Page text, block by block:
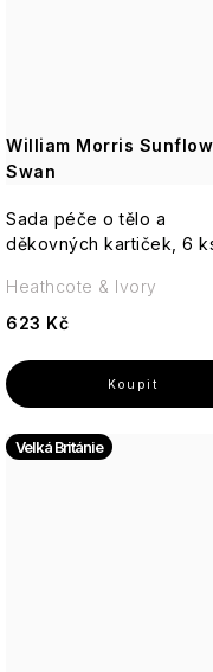
William Morris
Swan
Sada péče o tělo a
děkovných kartiček, 6
623 Kč
Heathcote & Ivory
Velká Británie